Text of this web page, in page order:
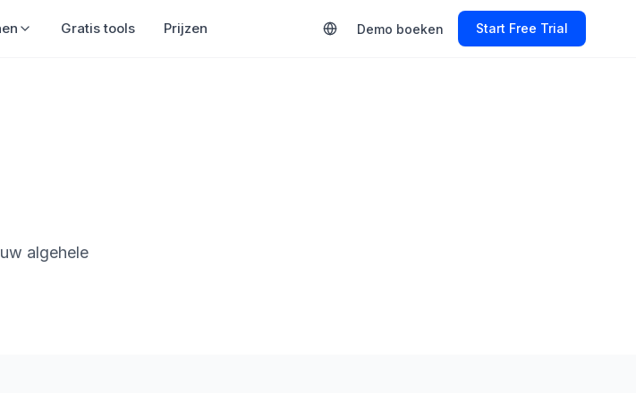
Gratis tools Prijzen Demo boeken Start Free Trial
algehele